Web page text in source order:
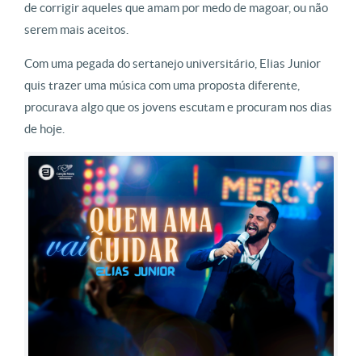
de corrigir aqueles que amam por medo de magoar, ou não
serem mais aceitos.
Com uma pegada do sertanejo universitário, Elias Junior
quis trazer uma música com uma proposta diferente,
procurava algo que os jovens escutam e procuram nos dias
de hoje.